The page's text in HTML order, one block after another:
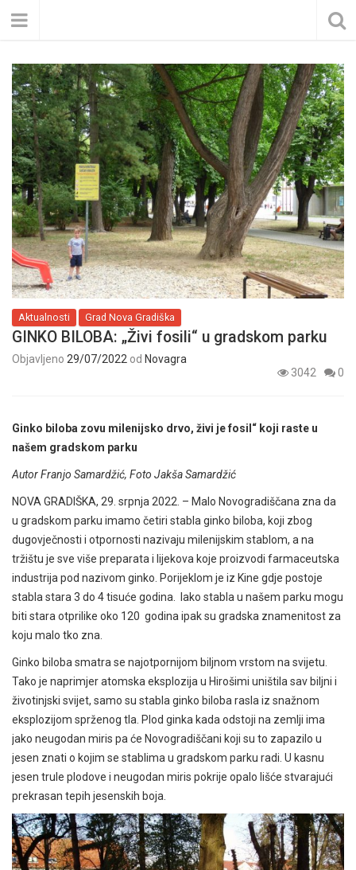
Aktualnosti Grad Nova Gradiška
GINKO BILOBA: „Živi fosili“ u gradskom parku
Objavljeno 29/07/2022 od Novagra
3042
0
Ginko biloba zovu milenijsko drvo, živi je fosil“ koji raste u
našem gradskom parku
Autor Franjo Samardžić, Foto Jakša Samardžić
NOVA GRADIŠKA, 29. srpnja 2022. – Malo Novogradiščana zna da
u gradskom parku imamo četiri stabla ginko biloba, koji zbog
dugovječnosti i otpornosti nazivaju milenijskim stablom, a na
tržištu je sve više preparata i lijekova koje proizvodi farmaceutska
industrija pod nazivom ginko. Porijeklom je iz Kine gdje postoje
stabla stara 3 do 4 tisuće godina. Iako stabla u našem parku mogu
biti stara otprilike oko 120 godina ipak su gradska znamenitost za
koju malo tko zna.
Ginko biloba smatra se najotpornijom biljnom vrstom na svijetu.
Tako je naprimjer atomska eksplozija u Hirošimi uništila sav biljni i
životinjski svijet, samo su stabla ginko biloba rasla iz snažnom
eksplozijom sprženog tla. Plod ginka kada odstoji na zemlji ima
jako neugodan miris pa će Novogradiščani koji su to zapazilo u
jesen znati o kojim se stablima u gradskom parku radi. U kasnu
jesen trule plodove i neugodan miris pokrije opalo lišće stvarajući
prekrasan tepih jesenskih boja.